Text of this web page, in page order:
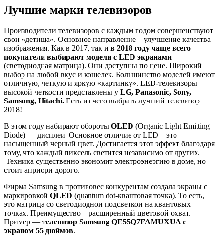
Лучшие марки телевизоров
Производители телевизоров с каждым годом совершенствуют
свои «детища». Основное направление – улучшение качества
изображения. Как в 2017, так и в 2018 году чаще всего
покупатели выбирают модели с LED экранами
(светодиодная матрица). Они доступны по цене. Широкий
выбор на любой вкус и кошелек. Большинство моделей имеют
отличную, четкую и яркую «картинку». LED-телевизоры
высокой четкости представлены у LG, Panasonic, Sony,
Samsung, Hitachi. Есть из чего выбрать лучший телевизор
2018!
В этом году набирают обороты OLED (Organic Light Emitting
Diode) — дисплеи. Основное отличие от LED – это
насыщенный черный цвет. Достигается этот эффект благодаря
тому, что каждый пиксель светится независимо от других.
Техника существенно экономит электроэнергию в доме, но
стоит априори дорого.
Фирма Samsung в противовес конкурентам создала экраны с
маркировкой QLED (quantum dot-квантовая точка). То есть,
это матрица со светодиодной подсветкой на квантовых
точках. Преимущество – расширенный цветовой охват.
Пример — телевизор Samsung QE55Q7FAMUXUA с
экраном 55 дюймов.